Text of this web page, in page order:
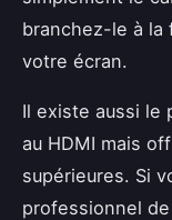
branchez-le à la
votre écran.
Il existe aussi le
au HDMI mais
supérieures. Si
professionnel